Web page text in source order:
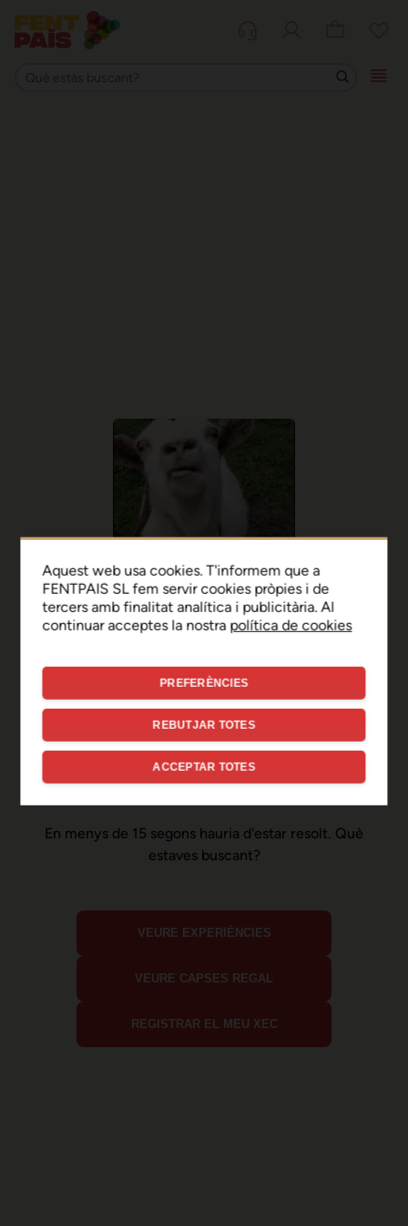
Ep, disculpa!
Sembla que hi ha hagut un
error de connexió temporal
En menys de 15 segons hauria d'estar resolt. Què
estaves buscant?
VEURE EXPERIÈNCIES
VEURE CAPSES REGAL
REGISTRAR EL MEU XEC
Aquest web usa cookies. T'informem que a
FENTPAIS SL fem servir cookies pròpies i de
tercers amb finalitat analítica i publicitària. Al
continuar acceptes la nostra política de cookies
PREFERÈNCIES
REBUTJAR TOTES
ACCEPTAR TOTES